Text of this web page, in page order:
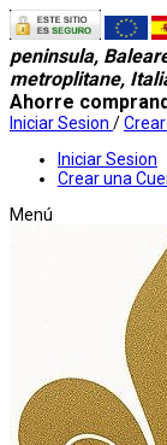
peninsula,
metroplitane,
Ahorre
Iniciar Sesion /
Iniciar Sesion
Crear una
Menú